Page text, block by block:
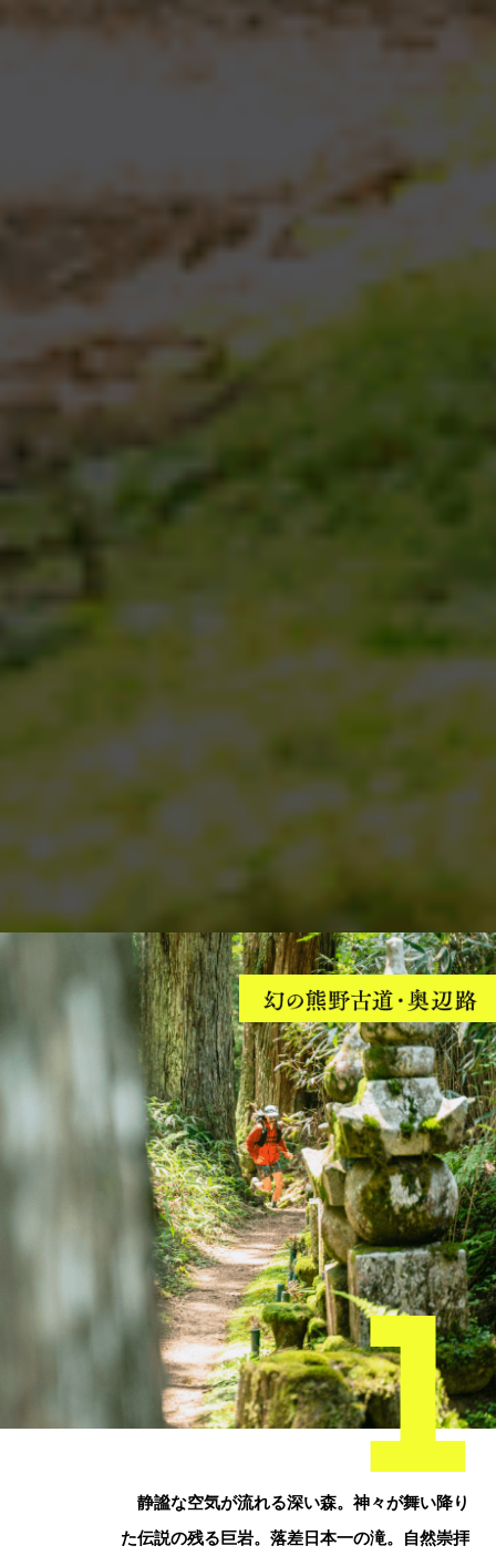
1
静謐な空気が流れる深い森。神々が舞い降り
た伝説の残る巨岩。落差日本一の滝。自然崇拝